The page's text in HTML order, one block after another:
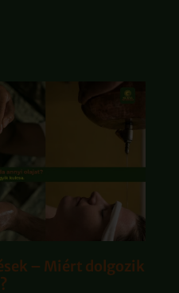
– Miért dolgozik